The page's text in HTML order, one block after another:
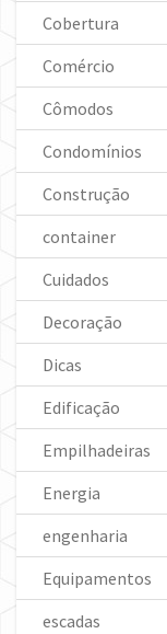
Cobertura
Comércio
Cômodos
Condomínios
Construção
container
Cuidados
Decoração
Dicas
Edificação
Empilhadeiras
Energia
engenharia
Equipamentos
escadas